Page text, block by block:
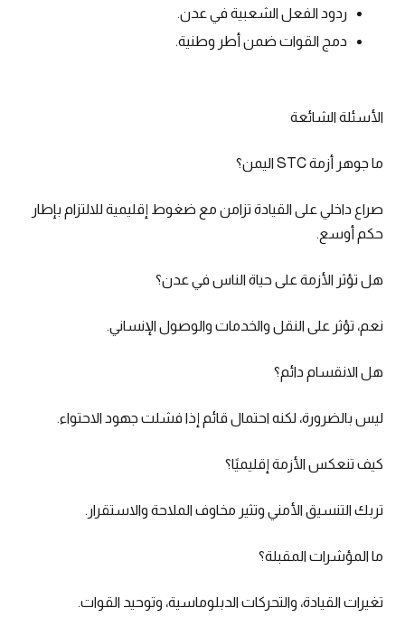
ردود الفعل الشعبية في عدن.
دمج القوات ضمن أطر وطنية.
الأسئلة الشائعة
ما جوهر أزمة STC اليمن؟
صراع داخلي على القيادة تزامن مع ضغوط إقليمية للالتزام بإطار
حكم أوسع.
هل تؤثر الأزمة على حياة الناس في عدن؟
نعم، تؤثر على النقل والخدمات والوصول الإنساني.
هل الانقسام دائم؟
ليس بالضرورة، لكنه احتمال قائم إذا فشلت جهود الاحتواء.
كيف تنعكس الأزمة إقليميًا؟
تربك التنسيق الأمني وتثير مخاوف الملاحة والاستقرار.
ما المؤشرات المقبلة؟
تغيرات القيادة، والتحركات الدبلوماسية، وتوحيد القوات.